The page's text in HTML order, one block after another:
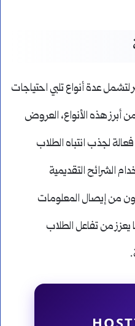
عدة أنواع تلبي احتياجات
أبرز هذه الأنواع، العروض
فعالة لجذب انتباه الطلاب
الشرائح التقديمية
من إيصال المعلومات
من تفاعل الطلاب